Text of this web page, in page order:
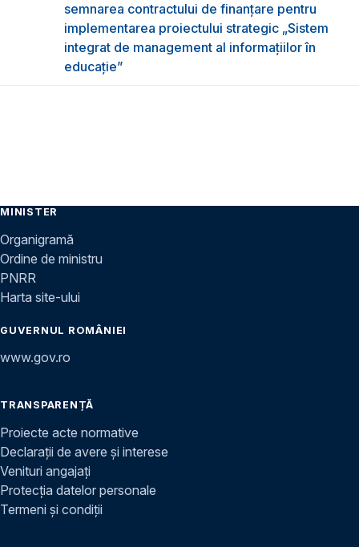
semnarea contractului de finanțare pentru
implementarea proiectului strategic „Sistem
integrat de management al informațiilor în
educație”
MINISTER
Organigramă
Ordine de ministru
PNRR
Harta site-ului
GUVERNUL ROMÂNIEI
www.gov.ro
TRANSPARENȚĂ
Proiecte acte normative
Declarații de avere și interese
Venituri angajați
Protecția datelor personale
Termeni și condiții